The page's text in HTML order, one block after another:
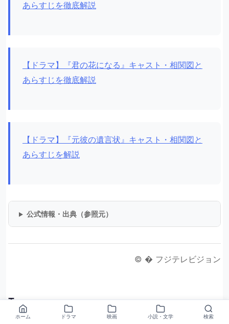
あらすじを徹底解説
【ドラマ】『君の花になる』キャスト・相関図と
あらすじを徹底解説
【ドラマ】『元彼の遺言状』キャスト・相関図と
あらすじを解説
公式情報・出典（参照元）
© � フジテレビジョン
Tags
ホーム ドラマ 映画 小説・文学 検索